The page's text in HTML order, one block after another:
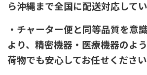
ら沖縄まで全国に配送対応してい
・ チャーター便と同等品質を意
より、精密機器・医療機器のよ
荷物でも安心してお任せください